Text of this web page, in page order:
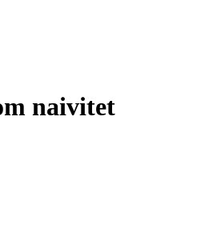
naivitet